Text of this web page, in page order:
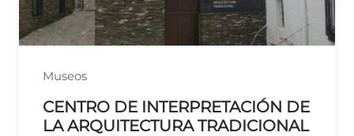
Museos
CENTRO DE INTERPRETACIÓN DE
LA ARQUITECTURA TRADICIONAL